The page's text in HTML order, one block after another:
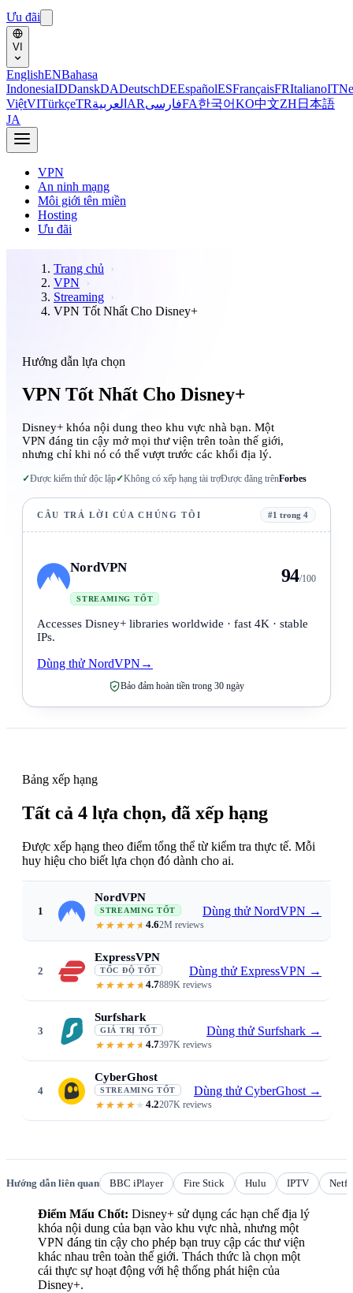
Ưu đãi
VI
EnglishENBahasa
IndonesiaIDDanskDADeutschDEEspañolESFrançaisFRItalianoIT
ViệtVITürkçeTRالعربية ARفارسیFA한국어KO中文ZH 日本語
JA
VPN
An ninh mạng
Môi giới tên miền
Hosting
Ưu đãi
Trang chủ
VPN
Streaming
VPN Tốt Nhất Cho Disney+
Hướng dẫn lựa chọn
VPN Tốt Nhất Cho Disney+
Disney+ khóa nội dung theo khu vực nhà bạn. Một
VPN đáng tin cậy mở mọi thư viện trên toàn thế giới,
nhưng chỉ khi nó có thể vượt trước các khối địa lý.
✓Được kiểm thử độc lập✓Không có xếp hạng tài trợĐược đăng trênForbes
CÂU TRẢ LỜI CỦA CHÚNG TÔI #1 trong 4
NordVPN
STREAMING TỐT
94/100
Accesses Disney+ libraries worldwide · fast 4K · stable
IPs.
Dùng thử NordVPN →
Bảo đảm hoàn tiền trong 30 ngày
Bảng xếp hạng
Tất cả 4 lựa chọn, đã xếp hạng
Được xếp hạng theo điểm tổng thể từ kiểm tra thực tế. Mỗi
huy hiệu cho biết lựa chọn đó dành cho ai.
1
NordVPN
STREAMING TỐT
4.62M reviews
Dùng thử NordVPN →
2
ExpressVPN
TỐC ĐỘ TỐT
4.7889K reviews
Dùng thử ExpressVPN →
3
Surfshark
GIÁ TRỊ TỐT
4.7397K reviews
Dùng thử Surfshark →
4
CyberGhost
STREAMING TỐT
4.2207K reviews
Dùng thử CyberGhost →
Hướng dẫn liên quan BBC iPlayer Fire Stick Hulu IPTV
Điểm Mấu Chốt: Disney+ sử dụng các hạn chế địa lý
khóa nội dung của bạn vào khu vực nhà, nhưng một
VPN đáng tin cậy cho phép bạn truy cập các thư viện
khác nhau trên toàn thế giới. Thách thức là chọn một
cái thực sự hoạt động với hệ thống phát hiện của
Disney+.